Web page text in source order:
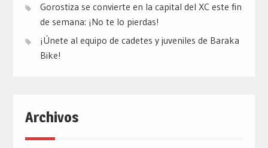
Gorostiza se convierte en la capital del XC este fin
de semana: ¡No te lo pierdas!
¡Únete al equipo de cadetes y juveniles de Baraka
Bike!
Archivos